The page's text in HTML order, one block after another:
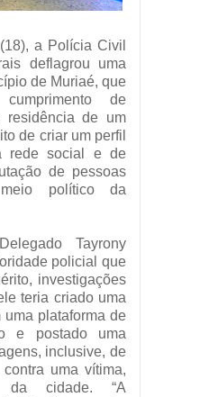
a Polícia Civil
deflagrou uma
de Muriaé, que
de
residência de um
de criar um perfil
rede social e de
de pessoas
político da
Tayrony
policial que
investigações
teria criado uma
uma plataforma de
e postado uma
inclusive, de
uma vítima,
da cidade. “A